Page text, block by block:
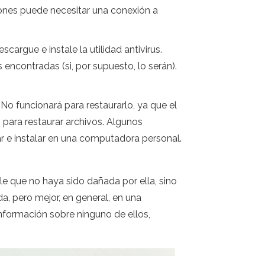
puede necesitar una conexión a
e instale la utilidad antivirus.
(si, por supuesto, lo serán).
funcionará para restaurarlo, ya que el
restaurar archivos. Algunos
instalar en una computadora personal.
que no haya sido dañada por ella, sino
pero mejor, en general, en una
sobre ninguno de ellos,